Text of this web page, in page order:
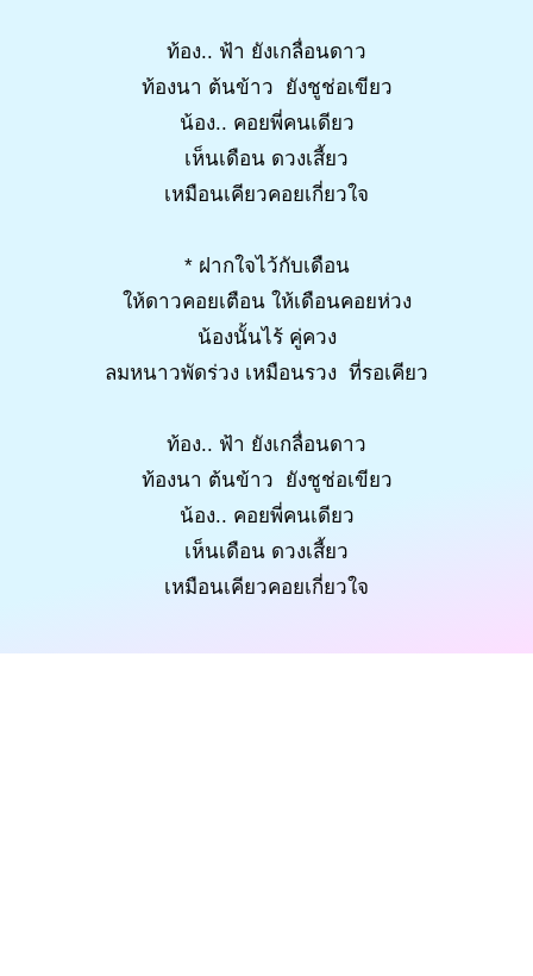
ท้อง.. ฟ้า ยังเกลื่อนดาว
ท้องนา ต้นข้าว ยังชูช่อเขียว
น้อง.. คอยพี่คนเดียว
เห็นเดือน ดวงเสี้ยว
เหมือนเคียวคอยเกี่ยวใจ
* ฝากใจไว้กับเดือน
ให้ดาวคอยเตือน ให้เดือนคอยห่วง
น้องนั้นไร้ คู่ควง
ลมหนาวพัดร่วง เหมือนรวง ที่รอเคียว
ท้อง.. ฟ้า ยังเกลื่อนดาว
ท้องนา ต้นข้าว ยังชูช่อเขียว
น้อง.. คอยพี่คนเดียว
เห็นเดือน ดวงเสี้ยว
เหมือนเคียวคอยเกี่ยวใจ